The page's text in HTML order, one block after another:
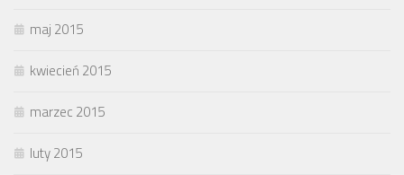
maj 2015
kwiecień 2015
marzec 2015
luty 2015